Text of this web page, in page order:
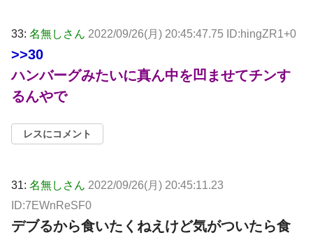
33: 名無しさん 2022/09/26(月) 20:45:47.75 ID:hingZR1+0
>>30
ハンバーグみたいに真ん中を凹ませてチンす
るんやで
レスにコメント
31: 名無しさん 2022/09/26(月) 20:45:11.23
ID:7EWnReSF0
デブるから食いたくねえけど気がついたら食